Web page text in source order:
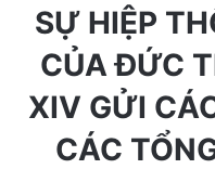
SỰ HIỆP
CỦA ĐỨC
XIV GỬI
CÁC